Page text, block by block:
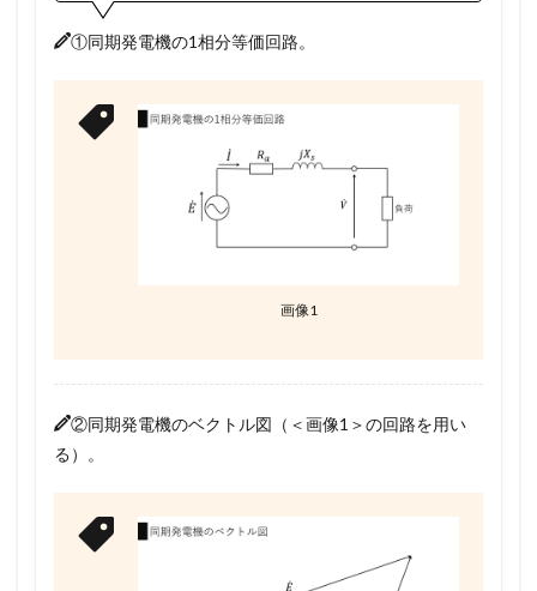
①同期発電機の1相分等価回路。
画像1
②同期発電機のベクトル図（＜画像1＞の回路を用い
る）。